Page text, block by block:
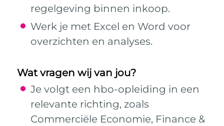
regelgeving binnen inkoop.
Werk je met Excel en Word voor
overzichten en analyses.
Wat vragen wij van jou?
Je volgt een hbo-opleiding in een
relevante richting, zoals
Commerciële Economie, Finance &